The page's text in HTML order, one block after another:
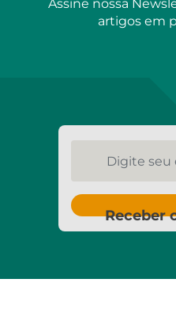
Assine nossa
artigos em
Receber